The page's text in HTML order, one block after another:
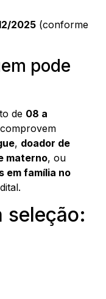
2025 (conforme
pode
de 08 a
, doador de
materno, ou
em família no
seleção: